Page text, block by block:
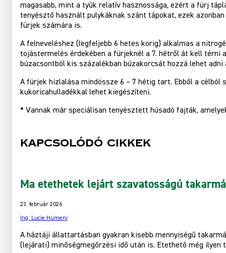
magasabb, mint a tyúk relatív hasznossága, ezért a fürj
tenyésztő használt pulykáknak szánt tápokat, ezek
fürjek számára is.
A felneveléshez (legfeljebb 6 hetes korig) alkalmas a
tojástermelés érdekében a fürjeknél a 7. hétről át kell térni
búzacsontból kis százalékban búzakorcsát hozzá lehet adni
A fürjek hizlalása mindössze 6 – 7 hétig tart. Ebből a
kukoricahulladékkal lehet kiegészíteni.
* Vannak már speciálisan tenyésztett húsadó fajták,
Kapcsolódó cikkek
Ma etethetek lejárt szavatosságú
23. február 2026
Ing. Lucie Humeni
A háztáji állattartásban gyakran kisebb mennyiségű
(lejárati) minőségmegőrzési idő után is. Etethető még ilyen